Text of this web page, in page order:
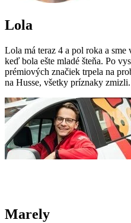
Lola
Lola má teraz 4 a pol roka a
keď bola ešte mladé šteňa. Po
prémiových značiek trpela na
na Husse, všetky príznaky zmizli.
Marely